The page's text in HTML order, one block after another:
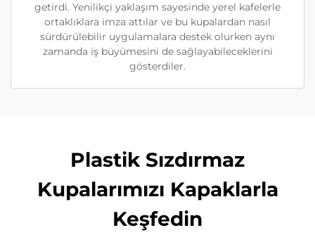
getirdi. Yenilikçi yaklaşım sayesinde yerel kafelerle
ortaklıklara imza attılar ve bu kupalardan nasıl
sürdürülebilir uygulamalara destek olurken aynı
zamanda iş büyümesini de sağlayabileceklerini
gösterdiler.
Plastik Sızdırmaz
Kupalarımızı Kapaklarla
Keşfedin